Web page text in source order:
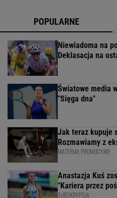
POPULARNE
Niewiadoma na
Deklasacja na
Światowe media
"Sięga dna"
Jak teraz kupuje
Rozmawiamy z
MATERIAŁ PROMOCYJNY
Anastazja Kuś
"Kariera przez
SUBSKRYPCJA